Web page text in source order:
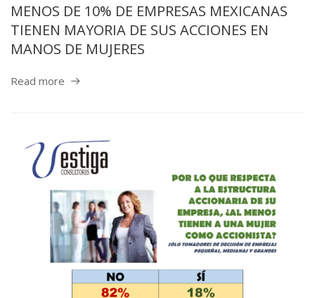
MENOS DE 10% DE EMPRESAS MEXICANAS
TIENEN MAYORIA DE SUS ACCIONES EN
MANOS DE MUJERES
Read more